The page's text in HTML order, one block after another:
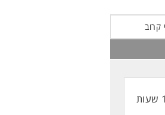
קרוב